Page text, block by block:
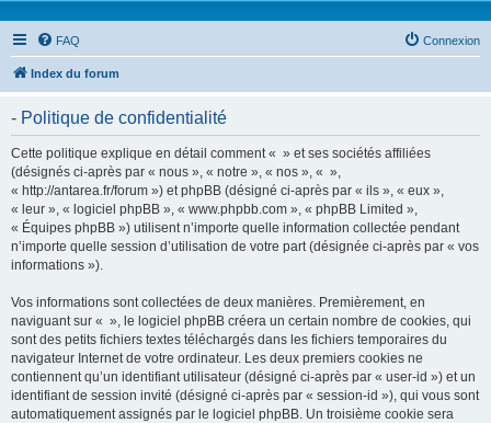
FAQ Connexion
Index du forum
- Politique de confidentialité
Cette politique explique en détail comment « » et ses sociétés affiliées
(désignés ci-après par « nous », « notre », « nos », « »,
« http://antarea.fr/forum ») et phpBB (désigné ci-après par « ils », « eux »,
« leur », « logiciel phpBB », « www.phpbb.com », « phpBB Limited »,
« Équipes phpBB ») utilisent n’importe quelle information collectée pendant
n’importe quelle session d’utilisation de votre part (désignée ci-après par « vos
informations »).
Vos informations sont collectées de deux manières. Premièrement, en
naviguant sur « », le logiciel phpBB créera un certain nombre de cookies, qui
sont des petits fichiers textes téléchargés dans les fichiers temporaires du
navigateur Internet de votre ordinateur. Les deux premiers cookies ne
contiennent qu’un identifiant utilisateur (désigné ci-après par « user-id ») et un
identifiant de session invité (désigné ci-après par « session-id »), qui vous sont
automatiquement assignés par le logiciel phpBB. Un troisième cookie sera